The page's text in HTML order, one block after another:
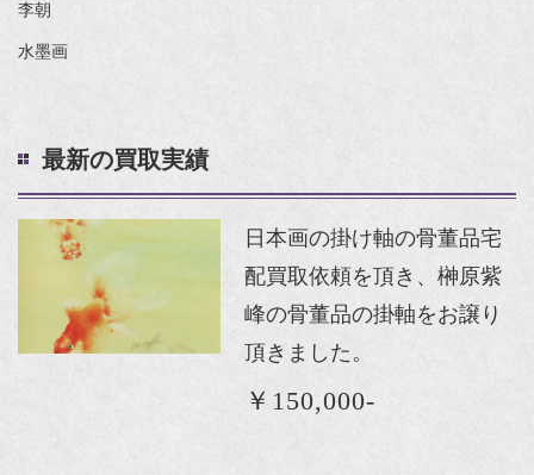
李朝
水墨画
最新の買取実績
日本画の掛け軸の骨董品宅
配買取依頼を頂き、榊原紫
峰の骨董品の掛軸をお譲り
頂きました。
￥150,000-